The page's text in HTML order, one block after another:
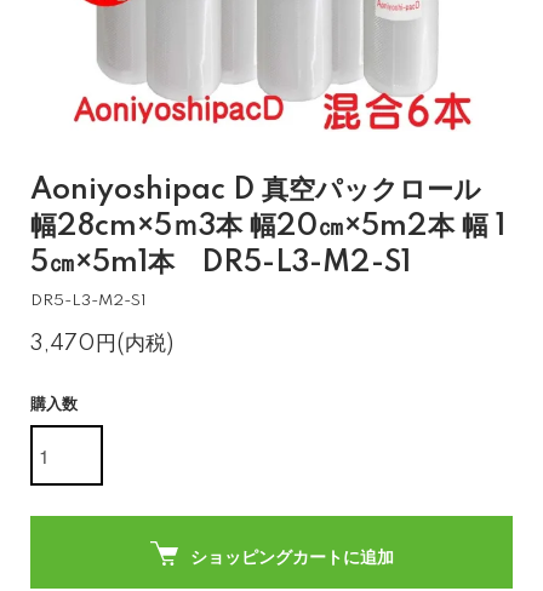
Aoniyoshipac D 真空パックロール
幅28cm×5ｍ3本 幅20㎝×5m2本 幅 1
5㎝×5m1本 DR5-L3-M2-S1
DR5-L3-M2-S1
3,470円(内税)
購入数
ショッピングカートに追加